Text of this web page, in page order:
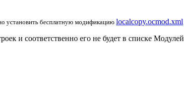
установить бесплатную модификацию localcopy.ocmod.xml
и соответственно его не будет в списке Модулей